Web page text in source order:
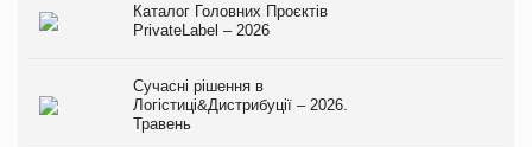
Каталог Головних Проєктів
PrivateLabel – 2026
Сучасні рішення в
Логістиці&Дистрибуції – 2026.
Травень